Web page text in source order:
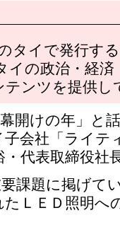
タイで発行す
イの政治・経
テンツを提供し
開けの年」と
会社「ライテ
代表取締役社
課題に掲げて
ＬＥＤ照明へ